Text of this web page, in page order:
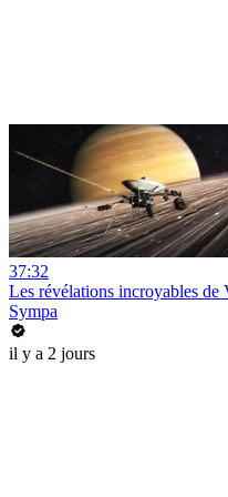
37:32
Les révélations incroyables de
Sympa
il y a 2 jours